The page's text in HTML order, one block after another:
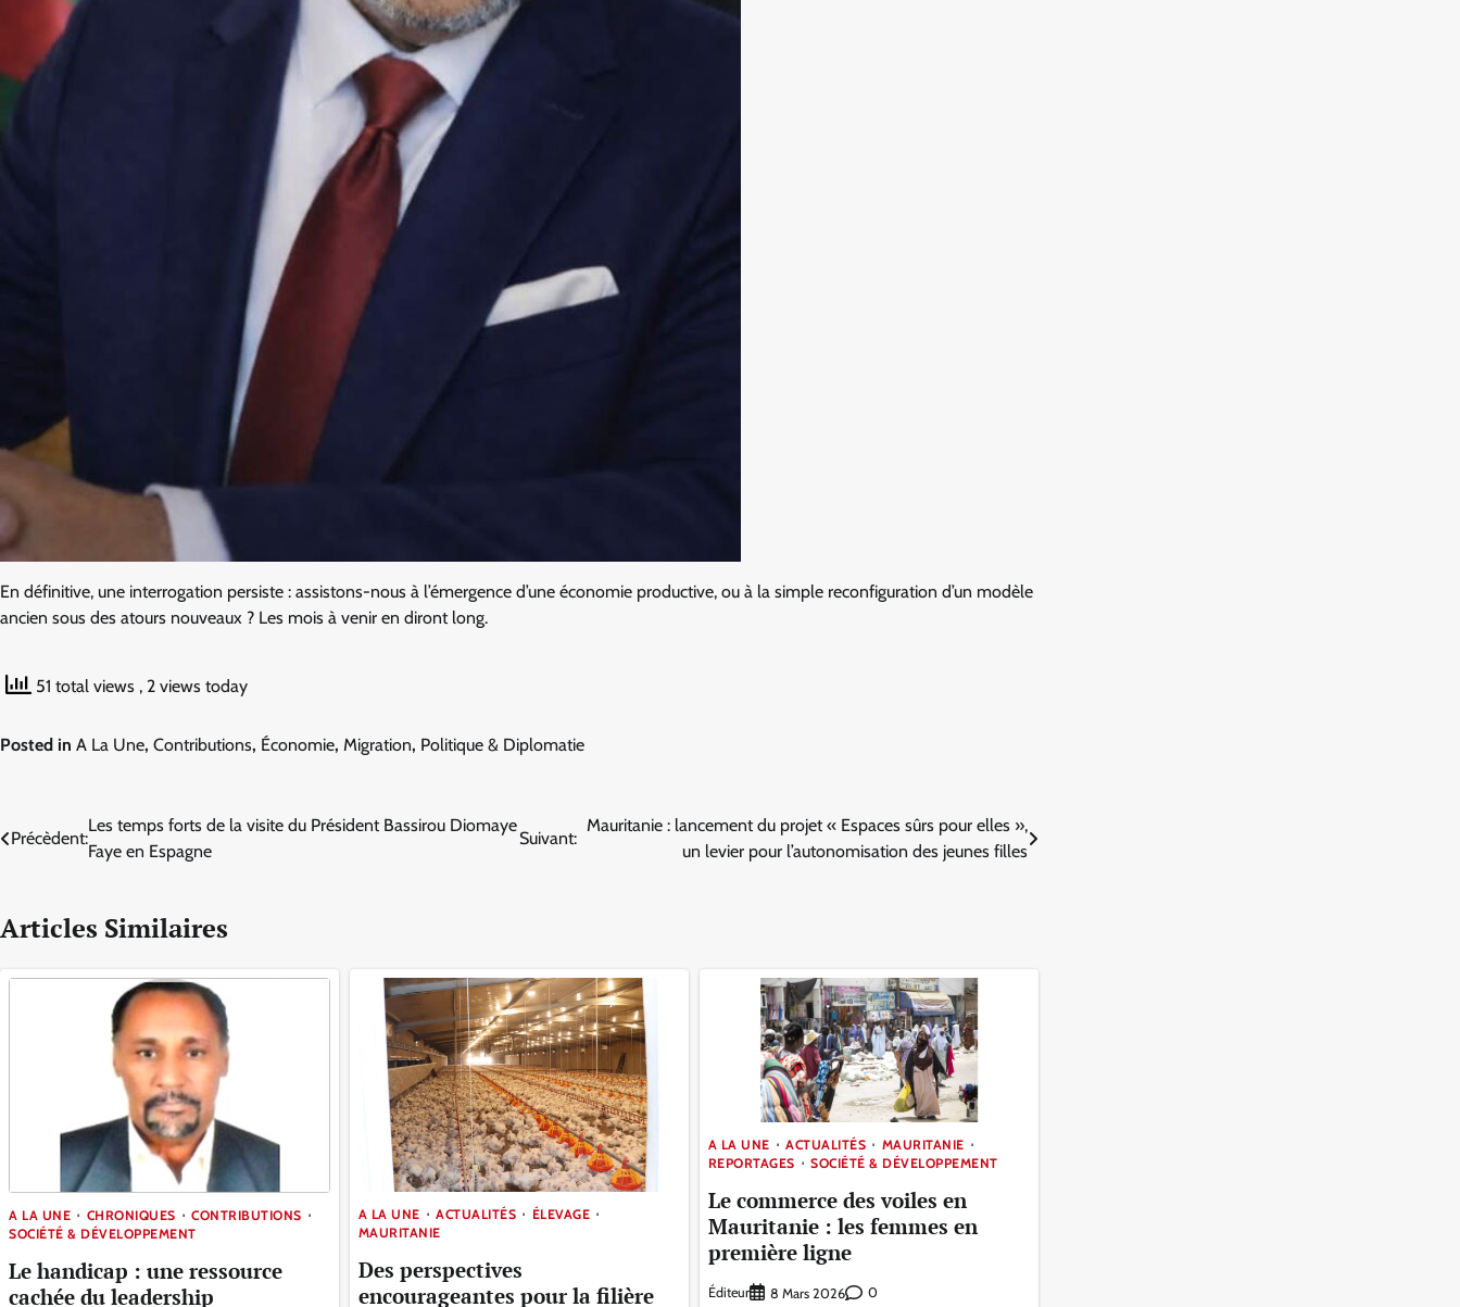
En définitive, une interrogation persiste : assistons-nous à l’émergence d’une économie productive, ou à la simple reconfiguration d’un modèle
ancien sous des atours nouveaux ? Les mois à venir en diront long.
51 total views , 2 views today
Posted in A La Une, Contributions, Économie, Migration, Politique & Diplomatie
Navigation
l’article
Précèdent:
Les temps forts de la visite du Président Bassirou Diomaye
Faye en Espagne
Suivant:
Mauritanie : lancement du projet « Espaces sûrs pour elles »,
un levier pour l’autonomisation des jeunes filles
Articles Similaires
A LA UNE CHRONIQUES
CONTRIBUTIONS
SOCIÉTÉ & DÉVELOPPEMENT
Le handicap : une ressource
cachée du leadership
A LA UNE ACTUALITÉS
ÉLEVAGE
MAURITANIE
Des perspectives
encourageantes pour la filière
A LA UNE ACTUALITÉS
MAURITANIE
REPORTAGES
SOCIÉTÉ & DÉVELOPPEMENT
Le commerce des voiles en
Mauritanie : les femmes en
première ligne
Éditeur 8 Mars 2026 0